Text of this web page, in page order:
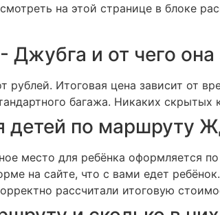
на этой странице в блоке
и от чего она
Итоговая цена зависит от
багажа. Никаких скрытых
детей по маршруту
место для ребёнка оформляется
на сайте, что с вами едет
рассчитали итоговую